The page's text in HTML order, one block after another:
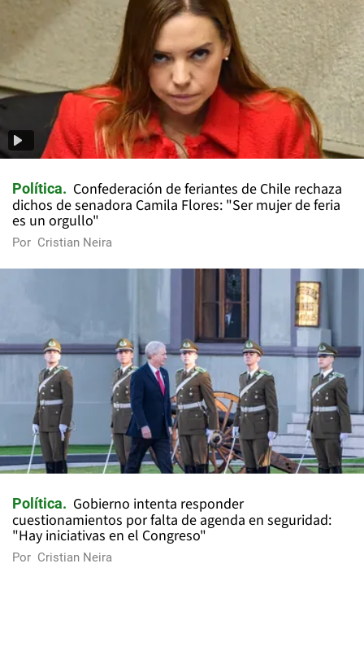
Política
Confederación de feriantes de Chile rechaza
dichos de senadora Camila Flores: "Ser mujer de feria
es un orgullo"
Por Cristian Neira
Política
Gobierno intenta responder
cuestionamientos por falta de agenda en seguridad:
"Hay iniciativas en el Congreso"
Por Cristian Neira